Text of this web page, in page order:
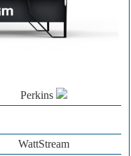
Perkins
WattStream